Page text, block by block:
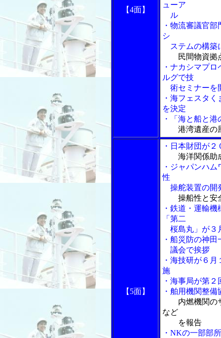
【4面】
ューア
ル
・物流審議官
シ
ステムの構築
民間物資拠
・ナカシマプ
ルグで技
術セミナーを
・海フェスタ
を決定
・
「海と船と
港湾遺産
【5面】
・日本財団が
海洋関係助
・ジャパンハ
性
操舵装置の開
操船性と安
・鉄道・運輸
「第二
桜島丸」が３
・船災防の神
議会で挨拶
・海技研が６
施
・海事局が第
・舶用機関整
内燃機関の
など
を報告
・NKの一部部